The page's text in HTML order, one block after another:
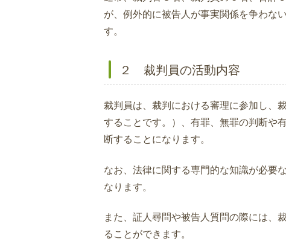
が、例外的に被告人が事実関係を争わな
す。
２ 裁判員の活動内容
裁判員は、裁判における審理に参加し、
することです。）、有罪、無罪の判断や
断することになります。
なお、法律に関する専門的な知識が必要
なります。
また、証人尋問や被告人質問の際には、
ることができます。